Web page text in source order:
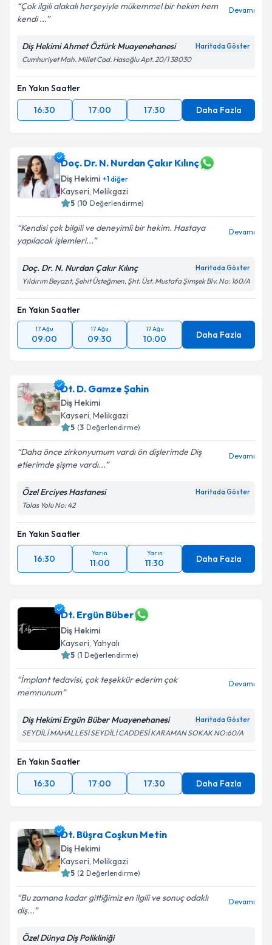
Çok ilgili alakalı herşeyiyle mükemmel bir hekim hem
kendi ...
Devamı
Diş Hekimi Ahmet Öztürk Muayenehanesi Haritada Göster
Cumhuriyet Mah. Millet Cad. Hasoğlu Apt. 20/1 38030
En Yakın Saatler
16:30
17:00 17:30 Daha Fazla
Doç. Dr. N. Nurdan Çakır Kılınç
Diş Hekimi +1diğer
Kayseri, Melikgazi
5 (10 Değerlendirme)
Kendisi çok bilgili ve deneyimli bir hekim. Hastaya
yapılacak işlemleri...
Devamı
Doç. Dr. N. Nurdan Çakır Kılınç Haritada Göster
Yıldırım Beyazıt, Şehit Üsteğmen, Şht. Üst. Mustafa Şimşek Blv. No: 160/A
En Yakın Saatler
17 Ağu
09:00
17 Ağu
09:30
17 Ağu
10:00 Daha Fazla
Dt. D. Gamze Şahin
Diş Hekimi
Kayseri, Melikgazi
5 (3 Değerlendirme)
Daha önce zirkonyumum vardı ön dişlerimde Diş
etlerimde şişme vardı...
Devamı
Özel Erciyes Hastanesi Haritada Göster
Talas Yolu No: 42
En Yakın Saatler
16:30
Yarın
11:00
Yarın
11:30 Daha Fazla
Dt. Ergün Büber
Diş Hekimi
Kayseri, Yahyalı
5 (1 Değerlendirme)
İmplant tedavisi, çok teşekkür ederim çok
memnunum
Devamı
Diş Hekimi Ergün Büber Muayenehanesi Haritada Göster
SEYDİLİ MAHALLESİ SEYDİLİ CADDESİ KARAMAN SOKAK NO:60/A
En Yakın Saatler
16:30
17:00 17:30 Daha Fazla
Dt. Büşra Coşkun Metin
Diş Hekimi
Kayseri, Melikgazi
5 (2 Değerlendirme)
Bu zamana kadar gittiğimiz en ilgili ve sonuç odaklı
diş...
Devamı
Özel Dünya Diş Polikliniği